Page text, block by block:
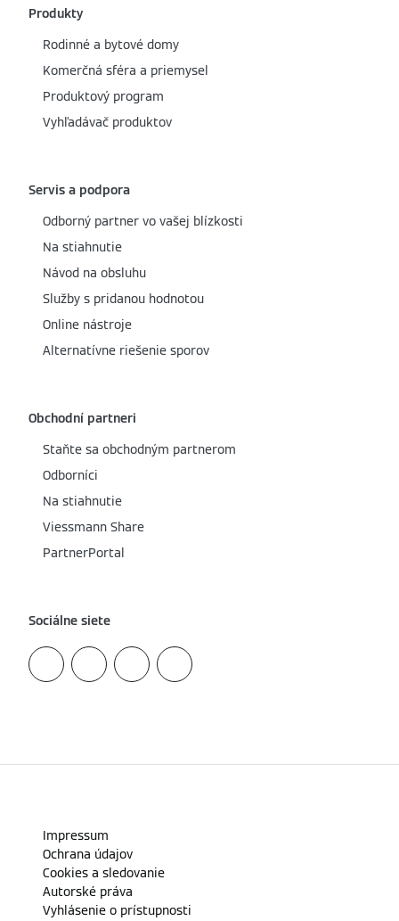
Produkty
Rodinné a bytové domy
Komerčná sféra a priemysel
Produktový program
Vyhľadávač produktov
Servis a podpora
Odborný partner vo vašej blízkosti
Na stiahnutie
Návod na obsluhu
Služby s pridanou hodnotou
Online nástroje
Alternatívne riešenie sporov
Obchodní partneri
Staňte sa obchodným partnerom
Odborníci
Na stiahnutie
Viessmann Share
PartnerPortal
Sociálne siete
Impressum
Ochrana údajov
Cookies a sledovanie
Autorské práva
Vyhlásenie o prístupnosti